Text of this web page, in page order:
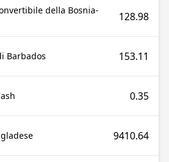
della Bosnia-
128.98
Barbados 153.11
0.35
9410.64